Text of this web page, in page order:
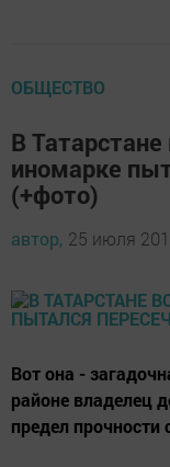
ОБЩЕСТВО
В
иномарке
(+фото)
автор, 25 июля
Вот она -
районе владелец
предел прочности